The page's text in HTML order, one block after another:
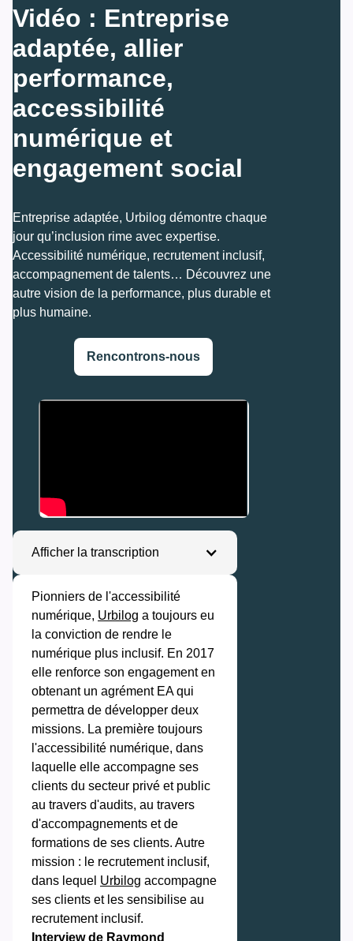
Vidéo : Entreprise
adaptée, allier
performance,
accessibilité
numérique et
engagement social
Entreprise adaptée, Urbilog démontre chaque
jour qu’inclusion rime avec expertise.
Accessibilité numérique, recrutement inclusif,
accompagnement de talents… Découvrez une
autre vision de la performance, plus durable et
plus humaine.
Rencontrons-nous
Afficher la transcription
Pionniers de l'accessibilité
numérique, ‪Urbilog a toujours eu
la conviction de rendre le
numérique plus inclusif. En 2017
elle renforce son engagement en
obtenant un agrément EA qui
permettra de développer deux
missions. La première toujours
l'accessibilité numérique, dans
laquelle elle accompagne ses
clients du secteur privé et public
au travers d'audits, au travers
d'accompagnements et de
formations de ses clients. Autre
mission : le recrutement inclusif,
dans lequel ‪Urbilog accompagne
ses clients et les sensibilise au
recrutement inclusif.
Interview de Raymond